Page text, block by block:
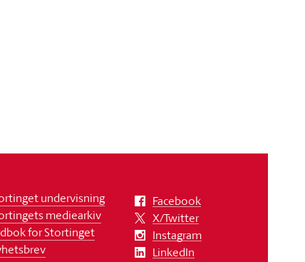
undervisning
mediearkiv
for Stortinget
Facebook
X/Twitter
Instagram
LinkedIn